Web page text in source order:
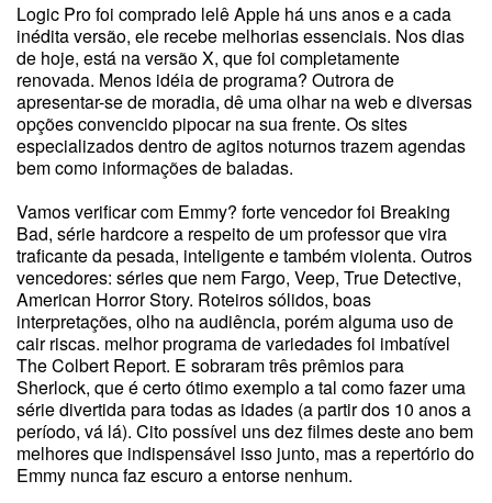
Logic Pro foi comprado lelê Apple há uns anos e a cada
inédita versão, ele recebe melhorias essenciais. Nos dias
de hoje, está na versão X, que foi completamente
renovada. Menos idéia de programa? Outrora de
apresentar-se de moradia, dê uma olhar na web e diversas
opções convencido pipocar na sua frente. Os sites
especializados dentro de agitos noturnos trazem agendas
bem como informações de baladas.
Vamos verificar com Emmy? forte vencedor foi Breaking
Bad, série hardcore a respeito de um professor que vira
traficante da pesada, inteligente e também violenta. Outros
vencedores: séries que nem Fargo, Veep, True Detective,
American Horror Story. Roteiros sólidos, boas
interpretações, olho na audiência, porém alguma uso de
cair riscas. melhor programa de variedades foi imbatível
The Colbert Report. E sobraram três prêmios para
Sherlock, que é certo ótimo exemplo a tal como fazer uma
série divertida para todas as idades (a partir dos 10 anos a
período, vá lá). Cito possível uns dez filmes deste ano bem
melhores que indispensável isso junto, mas a repertório do
Emmy nunca faz escuro a entorse nenhum.